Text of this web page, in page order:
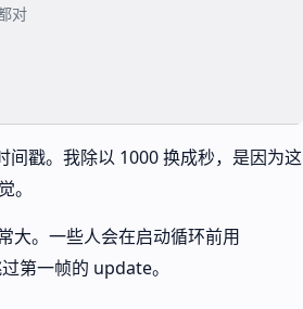
对
间戳。我除以 1000 换成秒，是因为这
。
大。一些人会在启动循环前用
第一帧的 update。